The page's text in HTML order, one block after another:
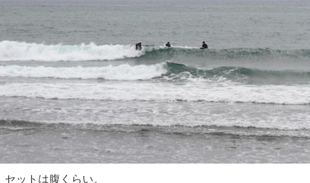
セットは腹くらい。